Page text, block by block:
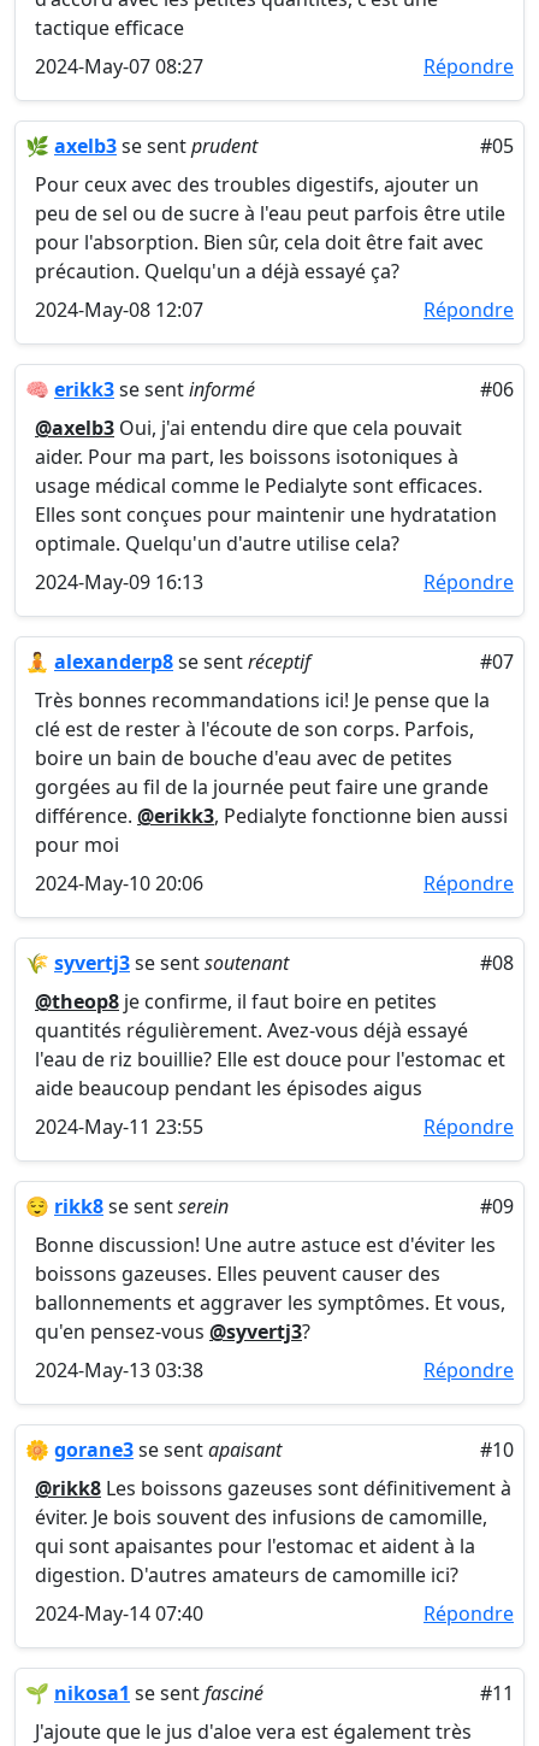
tactique efficace
2024-May-07 08:27
Répondre
🌿 axelb3se sentprudent
#05
Pour ceux avec des troubles digestifs, ajouter un
peu de sel ou de sucre à l'eau peut parfois être utile
pour l'absorption. Bien sûr, cela doit être fait avec
précaution. Quelqu'un a déjà essayé ça?
2024-May-08 12:07
Répondre
🧠 erikk3se sentinformé
#06
@axelb3 Oui, j'ai entendu dire que cela pouvait
aider. Pour ma part, les boissons isotoniques à
usage médical comme le Pedialyte sont efficaces.
Elles sont conçues pour maintenir une hydratation
optimale. Quelqu'un d'autre utilise cela?
2024-May-09 16:13
Répondre
🧘 alexanderp8se sentréceptif
#07
Très bonnes recommandations ici! Je pense que la
clé est de rester à l'écoute de son corps. Parfois,
boire un bain de bouche d'eau avec de petites
gorgées au fil de la journée peut faire une grande
différence. @erikk3, Pedialyte fonctionne bien aussi
pour moi
2024-May-10 20:06
Répondre
🌾 syvertj3se sentsoutenant
#08
@theop8 je confirme, il faut boire en petites
quantités régulièrement. Avez-vous déjà essayé
l'eau de riz bouillie? Elle est douce pour l'estomac et
aide beaucoup pendant les épisodes aigus
2024-May-11 23:55
Répondre
😌 rikk8se sentserein
#09
Bonne discussion! Une autre astuce est d'éviter les
boissons gazeuses. Elles peuvent causer des
ballonnements et aggraver les symptômes. Et vous,
qu'en pensez-vous @syvertj3?
2024-May-13 03:38
Répondre
🌼 gorane3se sentapaisant
#10
@rikk8 Les boissons gazeuses sont définitivement à
éviter. Je bois souvent des infusions de camomille,
qui sont apaisantes pour l'estomac et aident à la
digestion. D'autres amateurs de camomille ici?
2024-May-14 07:40
Répondre
🌱 nikosa1 se sentfasciné
#11
J'ajoute que le jus d'aloe vera est également très